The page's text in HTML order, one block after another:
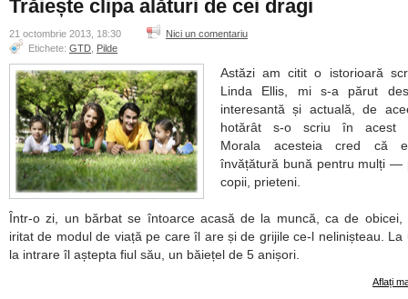
Trăiește clipa alături de cei dragi
21 octombrie 2013, 18:30
Nici un comentariu
Etichete: GTD Pilde
Astăzi am citit o istorioară
Linda Ellis, mi s-a părut
interesantă și actuală, de
hotărât s-o scriu în acest
Morala acesteia cred că
învățătură bună pentru mulți —
copii, prieteni.
Într-o zi, un bărbat se întoarce acasă de la muncă, ca de obicei,
iritat de modul de viață pe care îl are și de grijile ce-l nelinișteau. La
la intrare îl aștepta fiul său, un băiețel de 5 anișori.
Aflați